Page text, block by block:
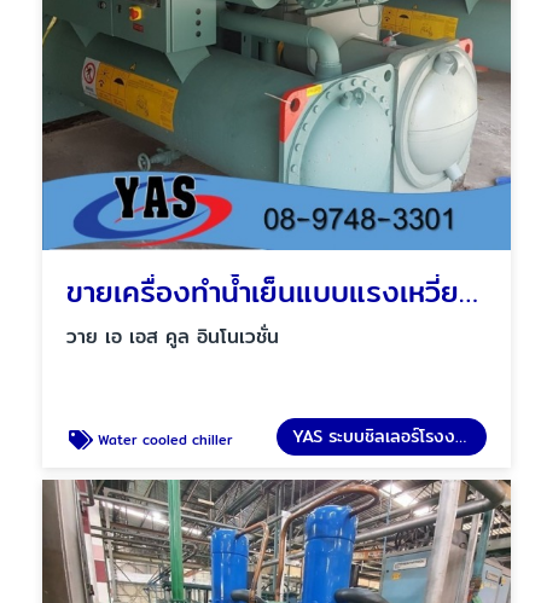
ขายเครื่องทำน้ำเย็นแบบแรงเหวี่ยง ชลบุรี
วาย เอ เอส คูล อินโนเวชั่น
Water cooled chiller YAS ระบบชิลเลอร์โรงงาน